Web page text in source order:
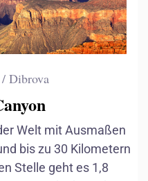
Dibrova
Welt mit Ausmaßen
bis zu 30 Kilometern
Stelle geht es 1,8